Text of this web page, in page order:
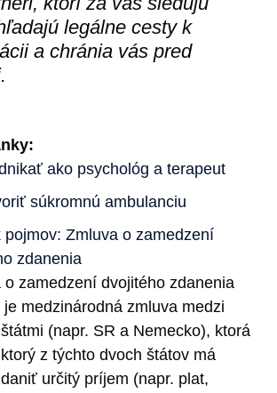
legálne cesty k
a chránia vás pred
ako psychológ a terapeut
súkromnú ambulanciu
pojmov: Zmluva o zamedzení
zdanenia
o zamedzení dvojitého zdanenia
je medzinárodná zmluva medzi
(napr. SR a Nemecko), ktorá
z týchto dvoch štátov má
určitý príjem (napr. plat,